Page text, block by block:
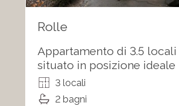
Rolle
Appartamento di 3.5 locali
situato in posizione ideale
3 locali
2 bagni